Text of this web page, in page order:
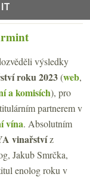
výsledky
roku 2023(web,
a komisích), pro
partnerem v
vína. Absolutním
vinařstvíz
Jakub Smrčka,
enolog roku v